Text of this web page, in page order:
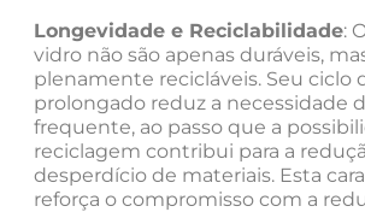
Longevidade e Reciclabilidade:
vidro não são apenas duráveis,
plenamente recicláveis. Seu ciclo
prolongado reduz a necessidade
frequente, ao passo que a
reciclagem contribui para a
desperdício de materiais. Esta
reforça o compromisso com a